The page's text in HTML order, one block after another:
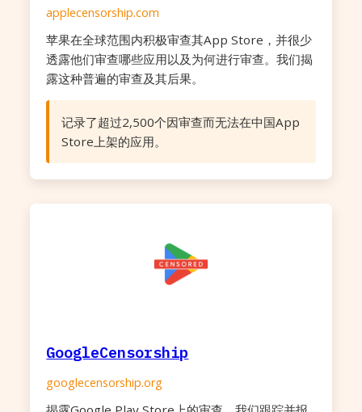
applecensorship.com
苹果在全球范围内积极审查其App Store，并很少
透露他们审查哪些应用以及为何进行审查。我们揭
露这种普遍的审查及其后果。
记录了超过2,500个因审查而无法在中国App
Store上架的应用。
GoogleCensorship
googlecensorship.org